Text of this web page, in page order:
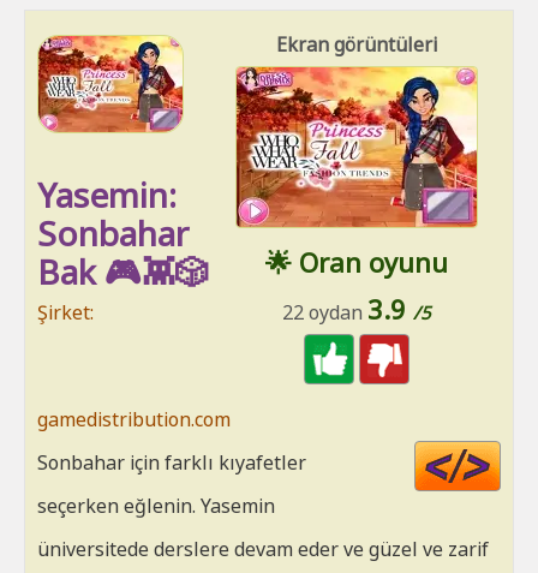
Ekran görüntüleri
🌟 Oran oyunu
22 oydan 3.9 /5
Yasemin:
Sonbahar
Bak 🎮👾🎲
Şirket:
gamedistribution.com
Sonbahar için farklı kıyafetler
seçerken eğlenin. Yasemin
üniversitede derslere devam eder ve güzel ve zarif